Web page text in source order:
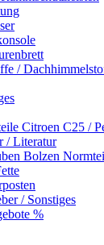
/
Citroen C25 /
/ Literatur
Bolzen
/ Sonstiges
%